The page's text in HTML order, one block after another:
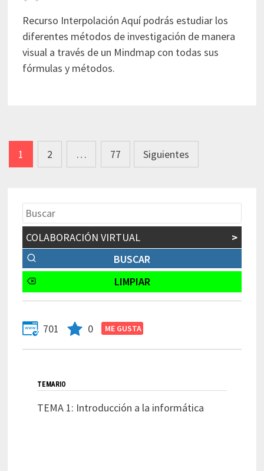
Recurso Interpolación Aquí podrás estudiar los
diferentes métodos de investigación de manera
visual a través de un Mindmap con todas sus
fórmulas y métodos.
entradas
1 2 … 77 Siguientes
COLABORACIÓN VIRTUAL >
701 0
TEMARIO
TEMA 1: Introducción a la informática